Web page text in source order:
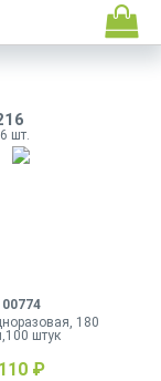
шт.
00774
180
штук
110 ₽